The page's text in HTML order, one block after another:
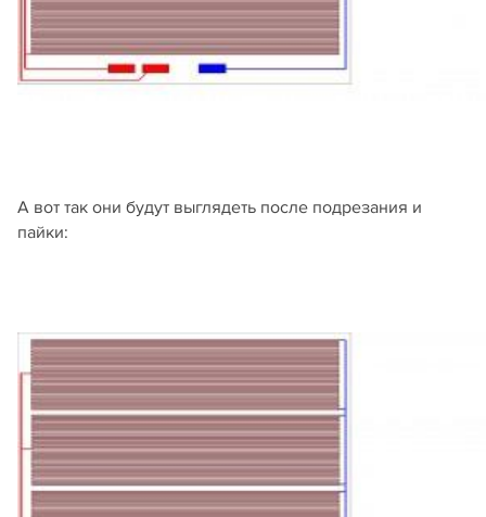
А вот так они будут выглядеть после подрезания и
пайки: